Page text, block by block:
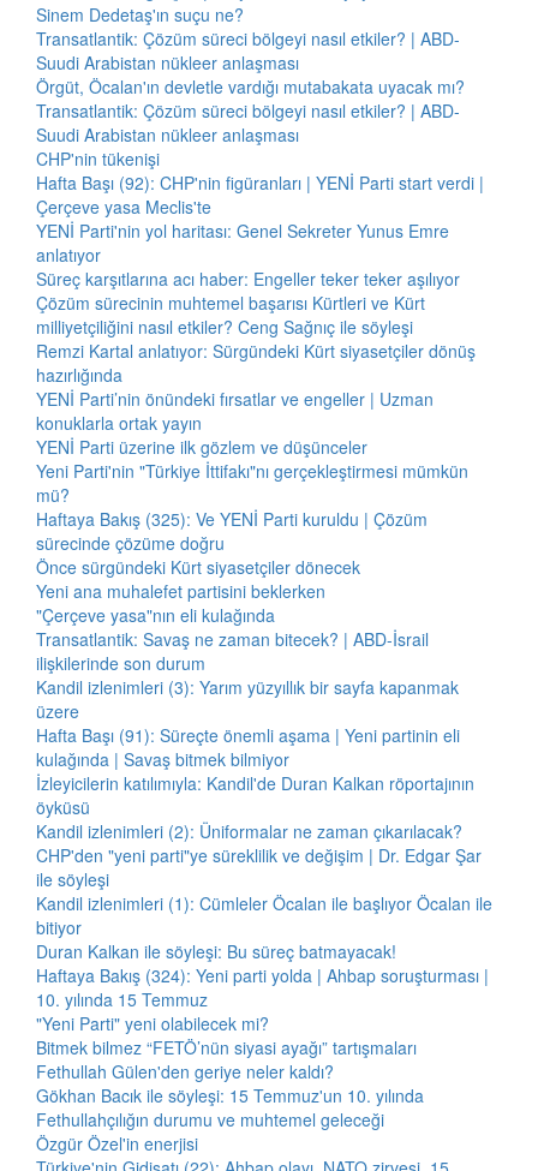
Sinem Dedetaş'ın suçu ne?
Transatlantik: Çözüm süreci bölgeyi nasıl etkiler? | ABD-
Suudi Arabistan nükleer anlaşması
Örgüt, Öcalan'ın devletle vardığı mutabakata uyacak mı?
Transatlantik: Çözüm süreci bölgeyi nasıl etkiler? | ABD-
Suudi Arabistan nükleer anlaşması
CHP'nin tükenişi
Hafta Başı (92): CHP'nin figüranları | YENİ Parti start verdi |
Çerçeve yasa Meclis'te
YENİ Parti'nin yol haritası: Genel Sekreter Yunus Emre
anlatıyor
Süreç karşıtlarına acı haber: Engeller teker teker aşılıyor
Çözüm sürecinin muhtemel başarısı Kürtleri ve Kürt
milliyetçiliğini nasıl etkiler? Ceng Sağnıç ile söyleşi
Remzi Kartal anlatıyor: Sürgündeki Kürt siyasetçiler dönüş
hazırlığında
YENİ Parti’nin önündeki fırsatlar ve engeller | Uzman
konuklarla ortak yayın
YENİ Parti üzerine ilk gözlem ve düşünceler
Yeni Parti'nin "Türkiye İttifakı"nı gerçekleştirmesi mümkün
mü?
Haftaya Bakış (325): Ve YENİ Parti kuruldu | Çözüm
sürecinde çözüme doğru
Önce sürgündeki Kürt siyasetçiler dönecek
Yeni ana muhalefet partisini beklerken
"Çerçeve yasa"nın eli kulağında
Transatlantik: Savaş ne zaman bitecek? | ABD-İsrail
ilişkilerinde son durum
Kandil izlenimleri (3): Yarım yüzyıllık bir sayfa kapanmak
üzere
Hafta Başı (91): Süreçte önemli aşama | Yeni partinin eli
kulağında | Savaş bitmek bilmiyor
İzleyicilerin katılımıyla: Kandil'de Duran Kalkan röportajının
öyküsü
Kandil izlenimleri (2): Üniformalar ne zaman çıkarılacak?
CHP'den "yeni parti"ye süreklilik ve değişim | Dr. Edgar Şar
ile söyleşi
Kandil izlenimleri (1): Cümleler Öcalan ile başlıyor Öcalan ile
bitiyor
Duran Kalkan ile söyleşi: Bu süreç batmayacak!
Haftaya Bakış (324): Yeni parti yolda | Ahbap soruşturması |
10. yılında 15 Temmuz
"Yeni Parti" yeni olabilecek mi?
Bitmek bilmez “FETÖ’nün siyasi ayağı” tartışmaları
Fethullah Gülen'den geriye neler kaldı?
Gökhan Bacık ile söyleşi: 15 Temmuz'un 10. yılında
Fethullahçılığın durumu ve muhtemel geleceği
Özgür Özel'in enerjisi